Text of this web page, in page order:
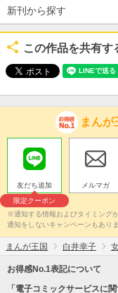
新刊から探す
この作品を共有す
まんが
友だち追加
限定クーポン
メルマガ
※通知する情報およびタイミング
通知をしないキャンペーンもあり
まんが王国 白井幸子
お得感No.1表記について
「電子コミックサービスに